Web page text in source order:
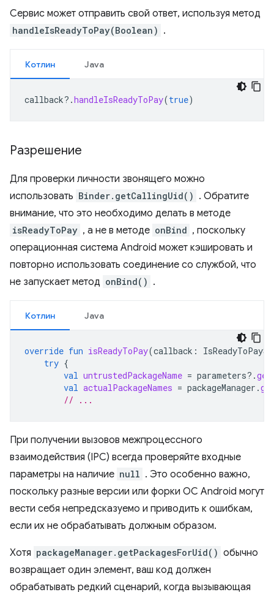
Сервис может отправить свой ответ, используя метод
handleIsReadyToPay(Boolean) .
Котлин Java
callback?.handleIsReadyToPay(true)
Разрешение
Для проверки личности звонящего можно
использовать Binder.getCallingUid() . Обратите
внимание, что это необходимо делать в методе
isReadyToPay , а не в методе onBind , поскольку
операционная система Android может кэшировать и
повторно использовать соединение со службой, что
не запускает метод onBind() .
Котлин Java
override fun isReadyToPay(callback :
try {
val untrustedPackageName = parameters?.
val actualPackageNames = packageManager .
// ...
При получении вызовов межпроцессного
взаимодействия (IPC) всегда проверяйте входные
параметры на наличие null . Это особенно важно,
поскольку разные версии или форки ОС Android могут
вести себя непредсказуемо и приводить к ошибкам,
если их не обрабатывать должным образом.
Хотя packageManager.getPackagesForUid() обычно
возвращает один элемент, ваш код должен
обрабатывать редкий сценарий, когда вызывающая